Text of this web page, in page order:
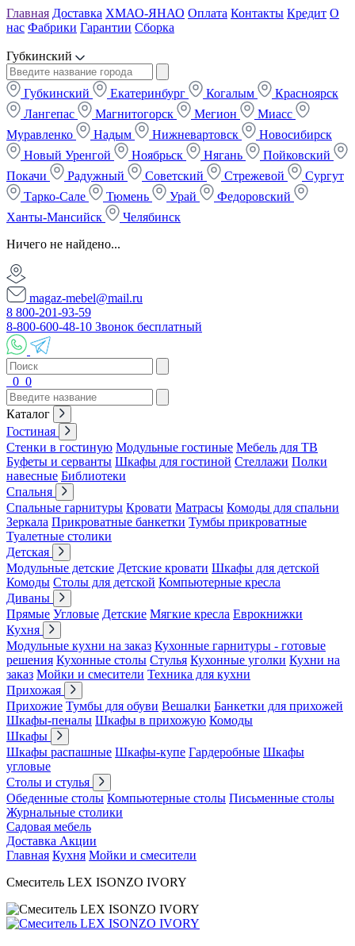
Главная Доставка ХМАО-ЯНАО Оплата Контакты Кредит О
нас Фабрики Гарантии Сборка
Губкинский
Губкинский Екатеринбург Когалым
Красноярск
Лангепас
Магнитогорск Мегион
Миасс
Муравленко
Надым Нижневартовск
Новосибирск
Новый Уренгой
Ноябрьск Нягань
Пойковский
Покачи
Радужный Советский Стрежевой
Сургут
Тарко-Сале
Тюмень Урай
Федоровский
Ханты-Мансийск
Челябинск
Ничего не найдено...
magaz-mebel@mail.ru
8 800-201-93-59
8-800-600-48-10 Звонок бесплатный
0 0
Каталог
Гостиная
Стенки в гостиную Модульные гостиные Мебель для ТВ
Буфеты и серванты Шкафы для гостиной Стеллажи Полки
навесные Библиотеки
Спальня
Спальные гарнитуры Кровати Матрасы Комоды для спальни
Зеркала Прикроватные банкетки Тумбы прикроватные
Туалетные столики
Детская
Модульные детские Детские кровати Шкафы для детской
Комоды Столы для детской Компьютерные кресла
Диваны
Прямые Угловые Детские Мягкие кресла Еврокнижки
Кухня
Модульные кухни на заказ Кухонные гарнитуры - готовые
решения Кухонные столы Стулья Кухонные уголки Кухни на
заказ Мойки и смесители Техника для кухни
Прихожая
Прихожие Тумбы для обуви Вешалки Банкетки для прихожей
Шкафы-пеналы Шкафы в прихожую Комоды
Шкафы
Шкафы распашные Шкафы-купе Гардеробные Шкафы
угловые
Столы и стулья
Обеденные столы Компьютерные столы Письменные столы
Журнальные столики
Садовая мебель
Доставка Акции
Главная Кухня Мойки и смесители
Смеситель LEX ISONZO IVORY